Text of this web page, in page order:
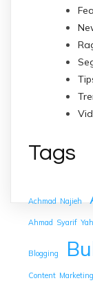
Tags
Achmad Najieh
Ahmad Syarif
Blogging
Content Marketing